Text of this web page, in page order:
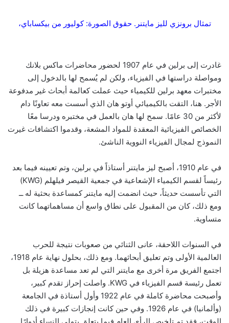
تمثال برونزي لليز مايتنر. حقوق الصورة: كوليور من بيكساباي،
غادرت إلى برلين في عام 1907 لحضور محاضرات ماكس بلانك
ومواصلة دراستها في الفيزياء، ولكن لم يُسمح لها بالدخول إلى
مختبرات معهد برلين للكيمياء حيث عملت كعالمة أبحاث غير مدفوعة
الأجر. هنا، التقت بالكيميائي أوتو هان الذي أسست معه تعاونًا دام
لأكثر من 30 عامًا. سمح لها هان بالعمل في مختبره ودرسا معًا
الخصائص الفيزيائية المعقدة للمواد المشعة، وقدموا اكتشافات غيرت
النموذج لمجال الفيزياء النووية الناشئ.
في عام 1910، أصبح ليز مايتنر أستاذاً في برلين، وتم تعيينه فيما بعد
رئيساً لقسم الكيمياء الإشعاعية في جمعية القيصر فيلهلم (KWG)
التي تأسست حديثاً، حيث انضمت إليه مايتنر كمساعدة بحثية له ــ
ومع ذلك، كان من المقبول على نطاق واسع أن مساهماتهما كانت
متساوية.
في السنوات اللاحقة، عانى الثنائي من صعوبات نتيجة للحرب
العالمية الأولى وتم تعليق أبحاثهما. ومع ذلك، بحلول نهاية عام 1918،
اجتمع الفريق مرة أخرى مع مايتنر التي لم تعد مساعدة هزيلة بل
تعمل رئيسة قسم الفيزياء في KWG. واصلت إحراز تقدم كبير،
وأصبحت محاضرة كاملة في عام 1922 وأول أستاذة في الجامعة
(وألمانيا) في عام 1926. وفي حين كانت إنجازات كبيرة في ذلك
الوقت، فقد تم تلخيص الرأي العام فيما يتعلق بتولي النساء أدوارًا